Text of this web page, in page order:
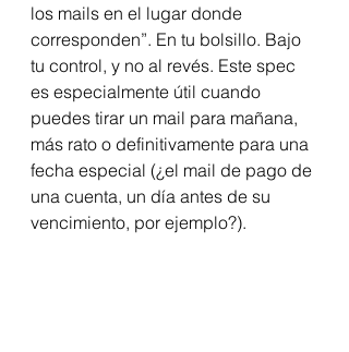
los mails en el lugar donde
corresponden”. En tu bolsillo. Bajo
tu control, y no al revés. Este spec
es especialmente útil cuando
puedes tirar un mail para mañana,
más rato o definitivamente para una
fecha especial (¿el mail de pago de
una cuenta, un día antes de su
vencimiento, por ejemplo?).